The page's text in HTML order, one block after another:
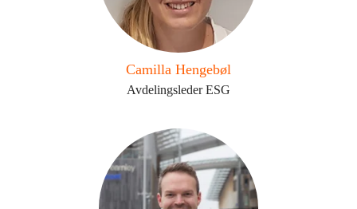
Camilla Hengebøl
Avdelingsleder ESG